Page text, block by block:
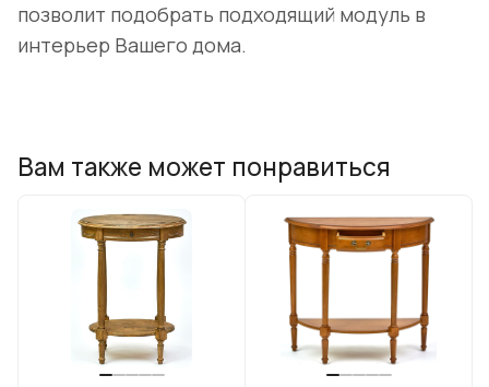
позволит подобрать подходящий модуль в
интерьер Вашего дома.
Вам также может понравиться